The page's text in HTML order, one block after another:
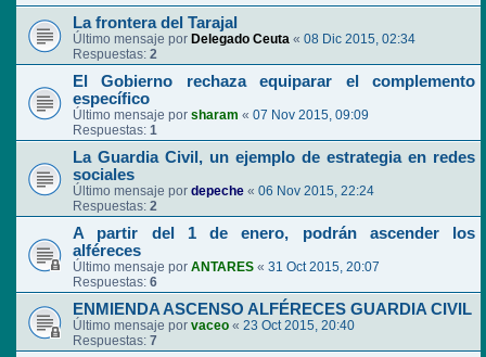
La frontera del Tarajal
Último mensaje por Delegado Ceuta « 08 Dic 2015, 02:34
Respuestas: 2
El Gobierno rechaza equiparar el complemento
específico
Último mensaje por sharam « 07 Nov 2015, 09:09
Respuestas: 1
La Guardia Civil, un ejemplo de estrategia en redes
sociales
Último mensaje por depeche « 06 Nov 2015, 22:24
Respuestas: 2
A partir del 1 de enero, podrán ascender los
alféreces
Último mensaje por ANTARES « 31 Oct 2015, 20:07
Respuestas: 6
ENMIENDA ASCENSO ALFÉRECES GUARDIA CIVIL
Último mensaje por vaceo « 23 Oct 2015, 20:40
Respuestas: 7